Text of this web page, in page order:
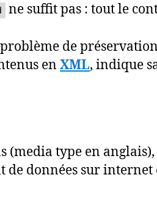
ne suffit pas : tout le
de
en XML, indique
(media type en
données sur internet